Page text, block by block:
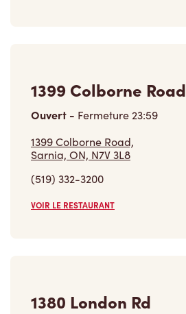
1399 Colborne Road
Ouvert - Fermeture23:59
1399 Colborne Road,
Sarnia, ON, N7V 3L8
(519) 332-3200
VOIR LE RESTAURANT
1380 London Rd